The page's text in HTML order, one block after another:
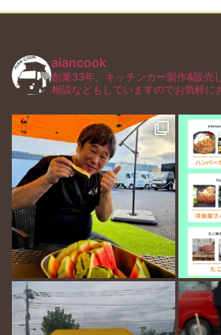
aiancook
創業33年。キッチンカー製作&販売
相談などもしていますのでお気軽に